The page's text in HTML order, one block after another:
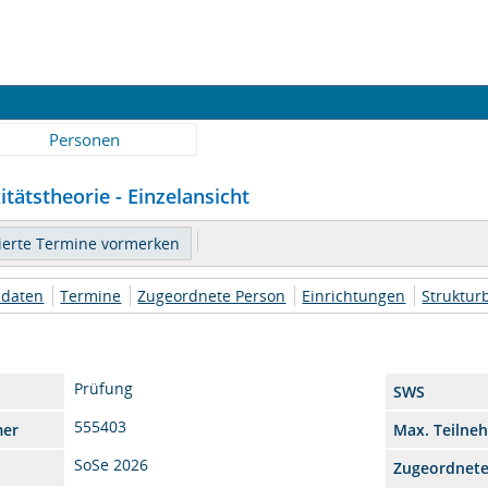
Personen
- Einzelansicht
Termine Zugeordnete Person Einrichtungen
Prüfung
SWS
555403
Max.
SoSe 2026